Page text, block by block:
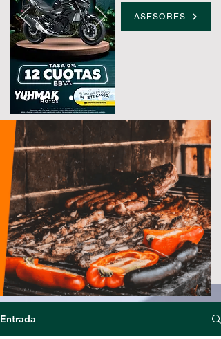
ASESORES
Entrada